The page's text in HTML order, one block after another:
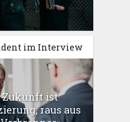
im Interview
Zukunft ist
raus aus